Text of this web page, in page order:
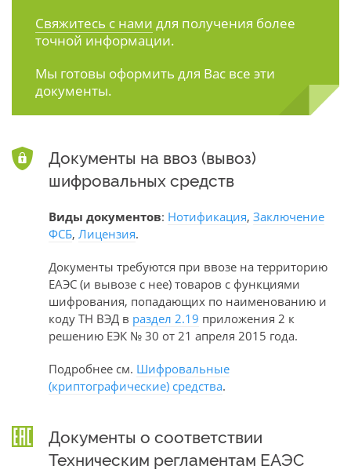
Свяжитесь с нами для получения более
точной информации.
Мы готовы оформить для Вас все эти
документы.
Документы на ввоз (вывоз)
шифровальных средств
Виды документов: Нотификация, Заключение
ФСБ, Лицензия.
Документы требуются при ввозе на территорию
ЕАЭС (и вывозе с нее) товаров с функциями
шифрования, попадающих по наименованию и
коду ТН ВЭД в раздел 2.19 приложения 2 к
решению ЕЭК № 30 от 21 апреля 2015 года.
Подробнее см. Шифровальные
(криптографические) средства.
Документы о соответствии
Техническим регламентам ЕАЭС